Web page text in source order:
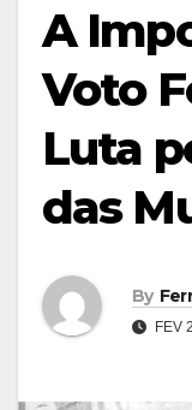
A
Voto
Luta
das
By
FEV